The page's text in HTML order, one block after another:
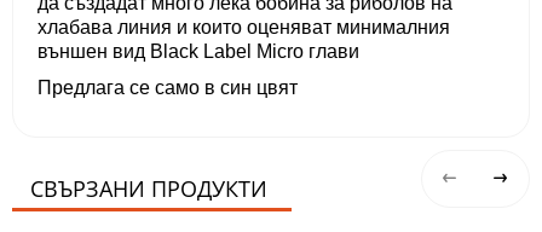
хлабава линия и които оценяват минималния
външен вид Black Label Micro глави
Предлага се само в син цвят
СВЪРЗАНИ ПРОДУКТИ